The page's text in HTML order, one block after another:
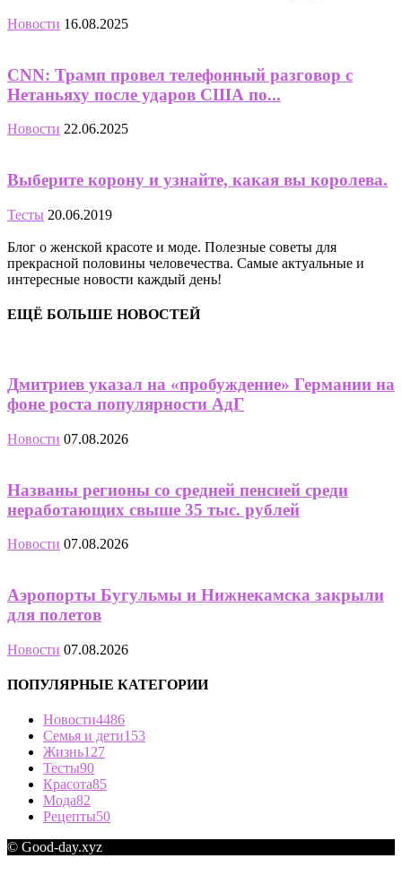
Новости 16.08.2025
CNN: Трамп провел телефонный разговор с
Нетаньяху после ударов США по...
Новости 22.06.2025
Выберите корону и узнайте, какая вы королева.
Тесты 20.06.2019
Блог о женской красоте и моде. Полезные советы для
прекрасной половины человечества. Самые актуальные и
интересные новости каждый день!
ЕЩЁ БОЛЬШЕ НОВОСТЕЙ
Дмитриев указал на «пробуждение» Германии на
фоне роста популярности АдГ
Новости 07.08.2026
Названы регионы со средней пенсией среди
неработающих свыше 35 тыс. рублей
Новости 07.08.2026
Аэропорты Бугульмы и Нижнекамска закрыли
для полетов
Новости 07.08.2026
ПОПУЛЯРНЫЕ КАТЕГОРИИ
Новости4486
Семья и дети153
Жизнь127
Тесты90
Красота85
Мода82
Рецепты50
© Good-day.xyz